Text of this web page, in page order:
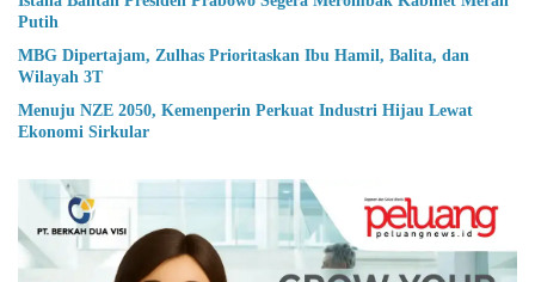
Putih
MBG Dipertajam, Zulhas Prioritaskan Ibu Hamil, Balita, dan
Wilayah 3T
Menuju NZE 2050, Kemenperin Perkuat Industri Hijau Lewat
Ekonomi Sirkular